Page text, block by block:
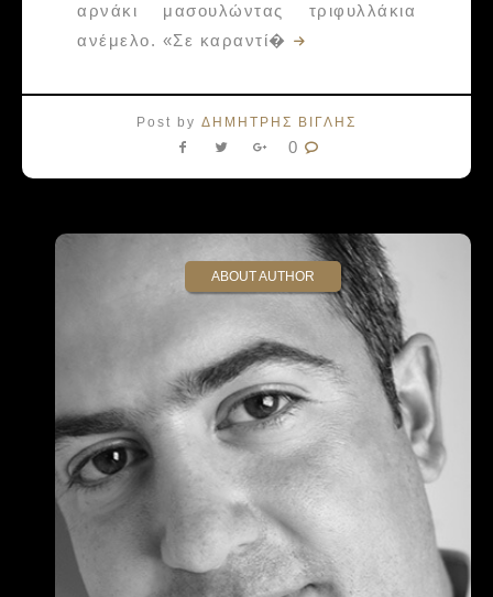
αρνάκι μασουλώντας τριφυλλάκια
ανέμελο. «Σε καραντί�
Post by ΔΗΜΗΤΡΗΣ ΒΙΓΛΗΣ
0
ABOUT AUTHOR